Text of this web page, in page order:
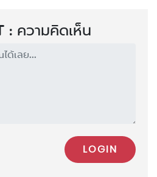
ความคิดเห็น
LOGIN